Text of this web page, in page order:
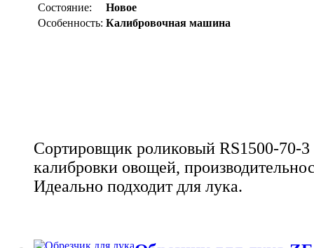
Состояние:
Новое
Особенность: Калибровочная машина
Сортировщик роликовый RS1500-70-3
калибровки овощей,
Идеально подходит для лука.